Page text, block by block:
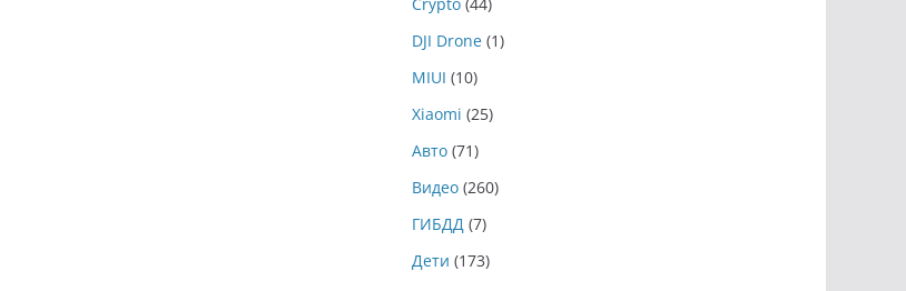
DJI Drone (1)
MIUI (10)
Xiaomi (25)
Авто (71)
Видео (260)
ГИБДД (7)
Дети (173)